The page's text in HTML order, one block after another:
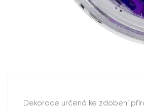
Dekorace určená ke zdobení